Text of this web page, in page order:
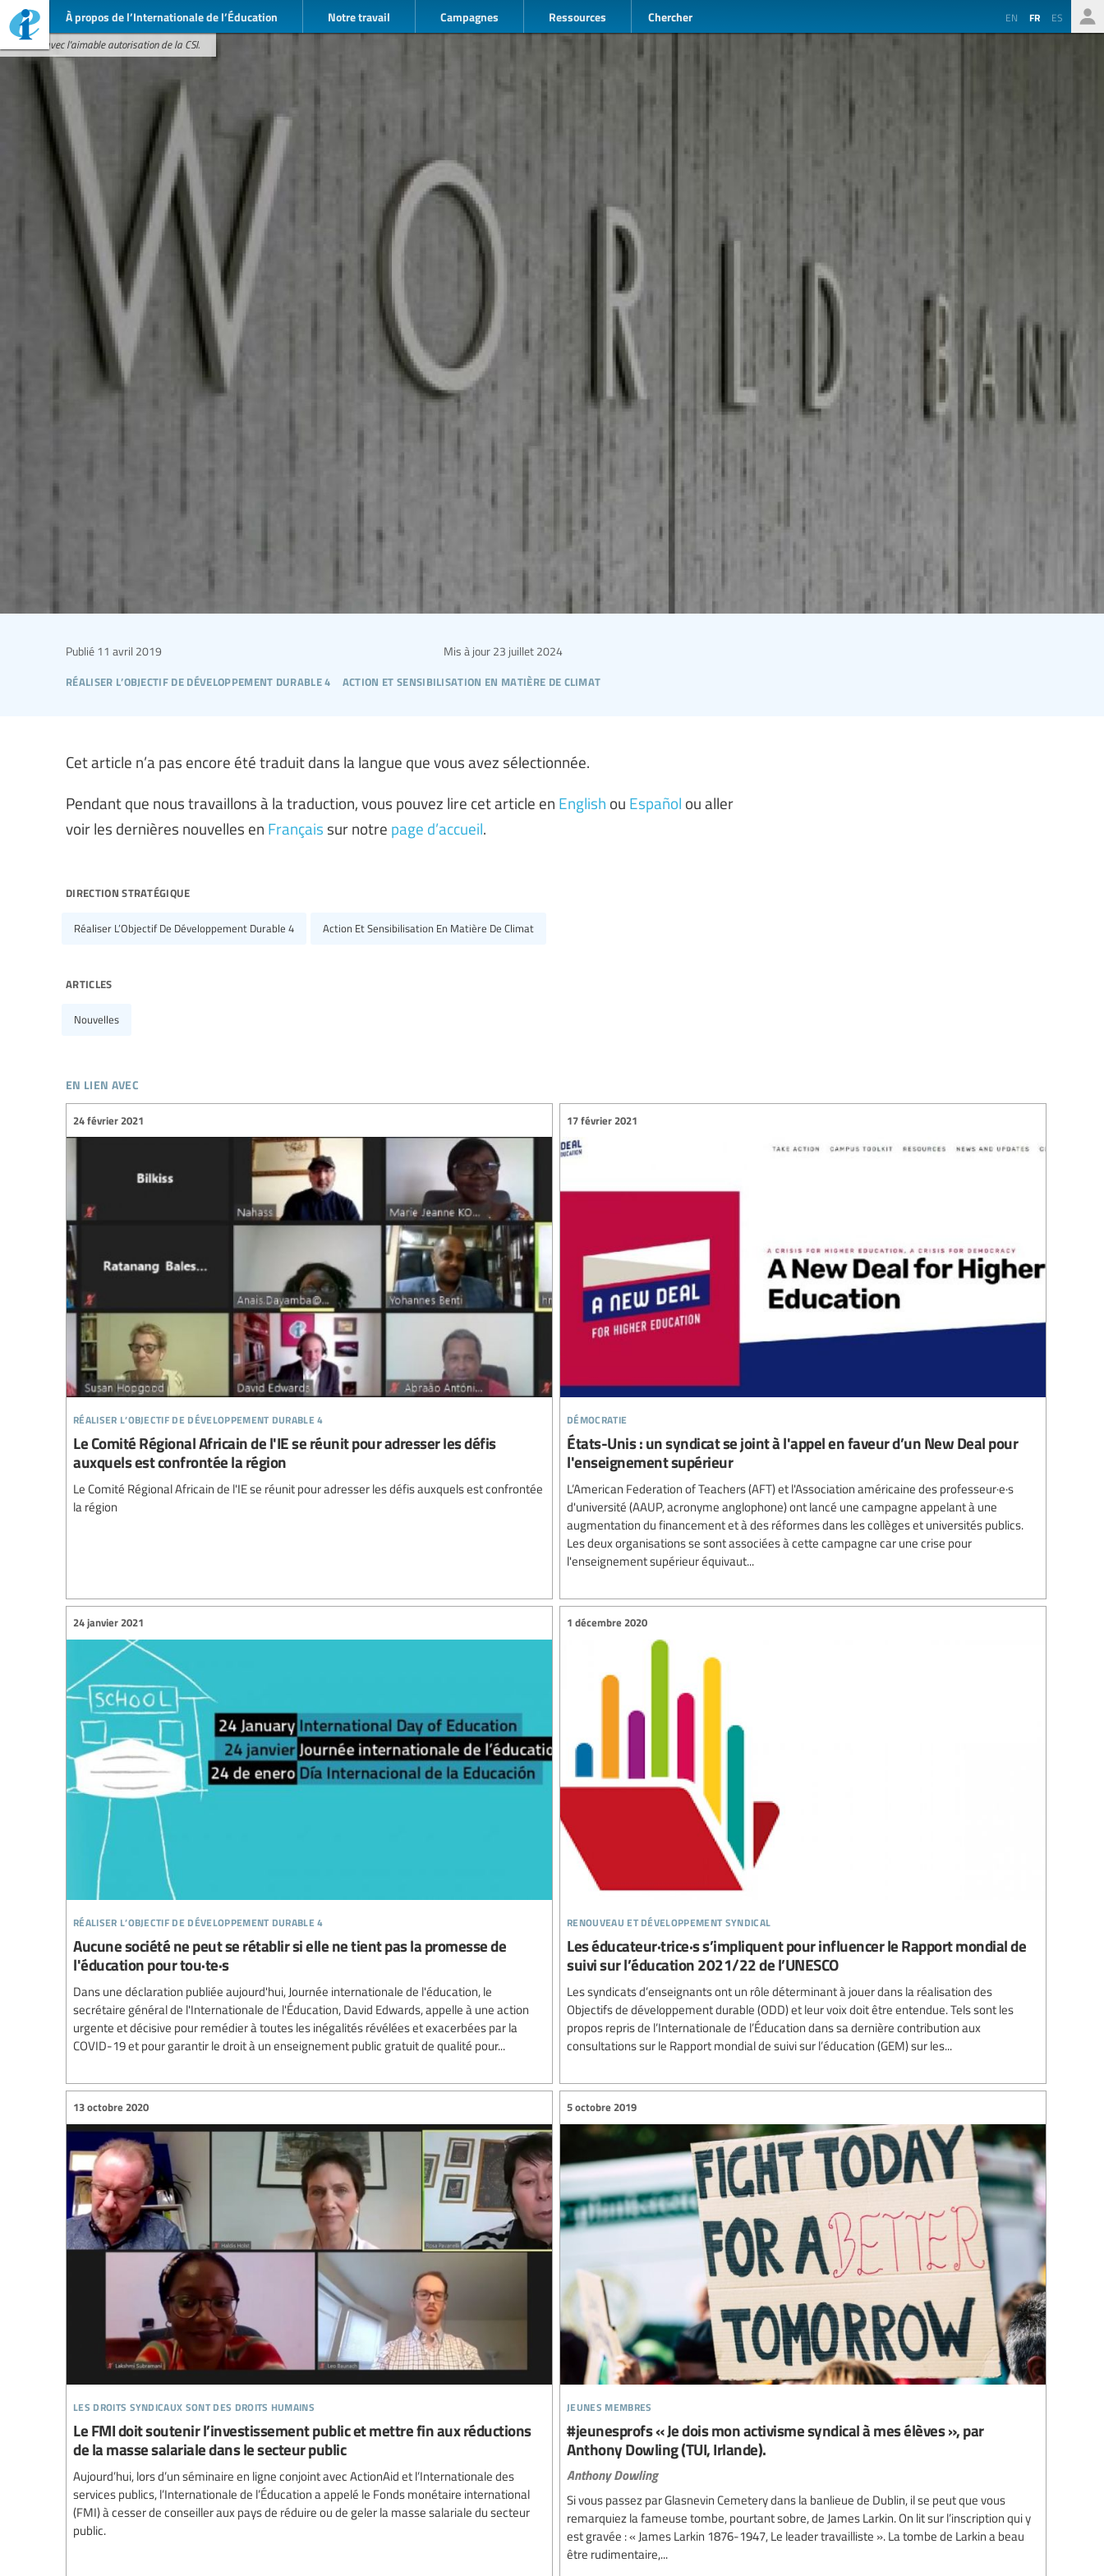
À propos de l’Internationale de l’Éducation Notre travail Campagnes Ressources Chercher EN FR ES
Photo: avec l'aimable autorisation de la CSI.
réaliser l’objectif de développement durable 4 action et sensibilisation en matière de climat
Publié 11 avril 2019 Mis à jour 23 juillet 2024
Cet article n’a pas encore été traduit dans la langue que vous avez sélectionnée.
Pendant que nous travaillons à la traduction, vous pouvez lire cet article en English ou Español ou aller
voir les dernières nouvelles en Français sur notre page d’accueil.
direction stratégique
Réaliser L’Objectif De Développement Durable 4 Action Et Sensibilisation En Matière De Climat
articles
Nouvelles
en lien avec
réaliser l’objectif de développement durable 4
24 février 2021
Le Comité Régional Africain de l'IE se réunit pour adresser les défis
auxquels est confrontée la région
Le Comité Régional Africain de l'IE se réunit pour adresser les défis auxquels est confrontée
la région
démocratie
17 février 2021
États-Unis : un syndicat se joint à l'appel en faveur d’un New Deal pour
l'enseignement supérieur
L’American Federation of Teachers (AFT) et l'Association américaine des professeur·e·s
d'université (AAUP, acronyme anglophone) ont lancé une campagne appelant à une
augmentation du financement et à des réformes dans les collèges et universités publics.
Les deux organisations se sont associées à cette campagne car une crise pour
l'enseignement supérieur équivaut...
réaliser l’objectif de développement durable 4
24 janvier 2021
Aucune société ne peut se rétablir si elle ne tient pas la promesse de
l'éducation pour tou·te·s
Dans une déclaration publiée aujourd'hui, Journée internationale de l'éducation, le
secrétaire général de l'Internationale de l'Éducation, David Edwards, appelle à une action
urgente et décisive pour remédier à toutes les inégalités révélées et exacerbées par la
COVID-19 et pour garantir le droit à un enseignement public gratuit de qualité pour...
renouveau et développement syndical
1 décembre 2020
Les éducateur·trice·s s’impliquent pour influencer le Rapport mondial de
suivi sur l’éducation 2021/22 de l’UNESCO
Les syndicats d’enseignants ont un rôle déterminant à jouer dans la réalisation des
Objectifs de développement durable (ODD) et leur voix doit être entendue. Tels sont les
propos repris de l’Internationale de l’Éducation dans sa dernière contribution aux
consultations sur le Rapport mondial de suivi sur l’éducation (GEM) sur les...
les droits syndicaux sont des droits humains
13 octobre 2020
Le FMI doit soutenir l’investissement public et mettre fin aux réductions
de la masse salariale dans le secteur public
Aujourd’hui, lors d’un séminaire en ligne conjoint avec ActionAid et l’Internationale des
services publics, l’Internationale de l’Éducation a appelé le Fonds monétaire international
(FMI) à cesser de conseiller aux pays de réduire ou de geler la masse salariale du secteur
public.
jeunes membres
5 octobre 2019
#jeunesprofs « Je dois mon activisme syndical à mes élèves », par
Anthony Dowling (TUI, Irlande).
Anthony Dowling
Si vous passez par Glasnevin Cemetery dans la banlieue de Dublin, il se peut que vous
remarquiez la fameuse tombe, pourtant sobre, de James Larkin. On lit sur l’inscription qui y
est gravée : « James Larkin 1876-1947, Le leader travailliste ». La tombe de Larkin a beau
être rudimentaire,...